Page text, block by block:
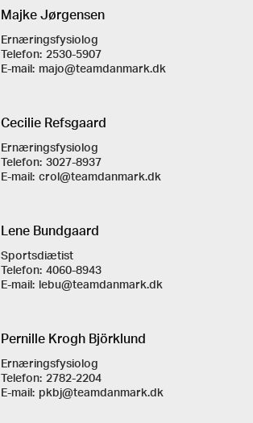
Majke Jørgensen
Ernæringsfysiolog
Telefon: 2530-5907
E-mail: majo@teamdanmark.dk
Cecilie Refsgaard
Ernæringsfysiolog
Telefon: 3027-8937
E-mail: crol@teamdanmark.dk
Lene Bundgaard
Sportsdiætist
Telefon: 4060-8943
E-mail: lebu@teamdanmark.dk
Pernille Krogh Björklund
Ernæringsfysiolog
Telefon: 2782-2204
E-mail: pkbj@teamdanmark.dk